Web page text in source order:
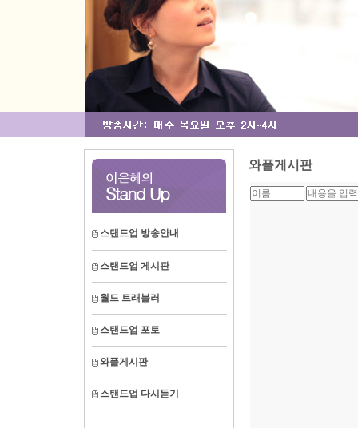
스탠드업 방송안내
스탠드업 게시판
월드 트래블러
스탠드업 포토
와플게시판
스탠드업 다시듣기
와플게시판